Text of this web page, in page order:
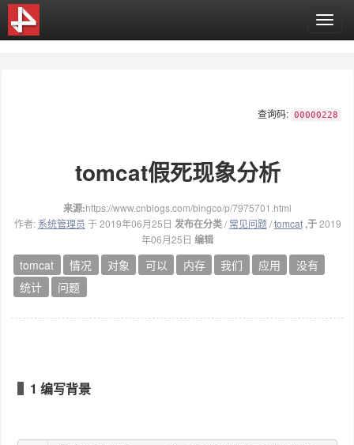
T
o
n
i
n
查询码: 00000228
tomcat假死现象分析
来源:https://www.cnblogs.com/bingco/p/7975701.html
作者: 系统管理员 于 2019年06月25日 发布在分类/ 常见问题/tomcat ,于2019
年06月25日 编辑
tomcat 情况 对象 可以 内存 我们 应用
没有
统计
问题
1 编写背景